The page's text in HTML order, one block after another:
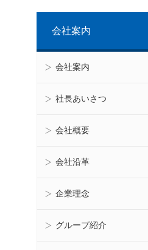
会社案内
会社案内
社長あいさつ
会社概要
会社沿革
企業理念
グループ紹介